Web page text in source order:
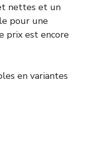
nettes et un
pour une
prix est encore
en variantes